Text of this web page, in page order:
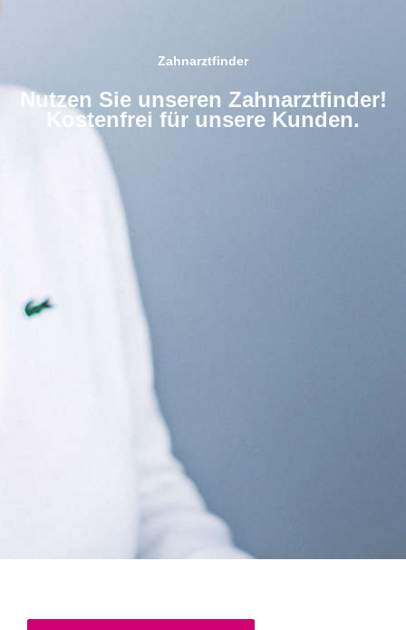
Zahnarztfinder
Nutzen Sie unseren Zahnarztfinder!
Kostenfrei für unsere Kunden.